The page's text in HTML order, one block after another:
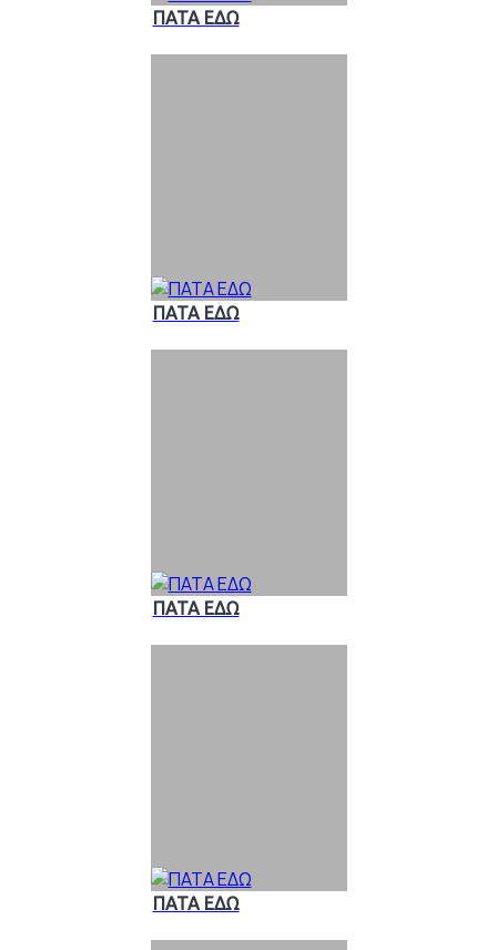
ΠΑΤΑ ΕΔΩ
ΠΑΤΑ ΕΔΩ
ΠΑΤΑ ΕΔΩ
ΠΑΤΑ ΕΔΩ